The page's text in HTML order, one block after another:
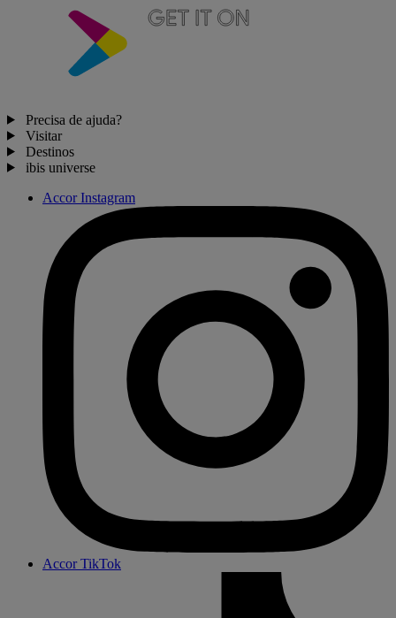
Precisa de ajuda?
Visitar
Destinos
ibis universe
Accor Instagram
Accor TikTok